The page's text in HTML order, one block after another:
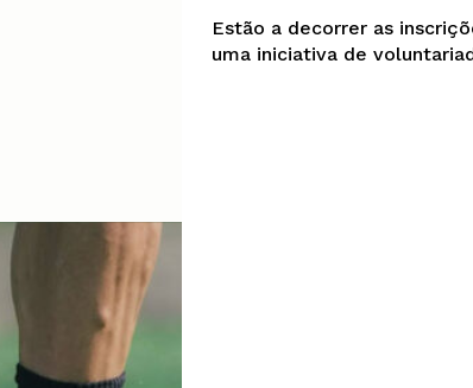
Estão a decorrer as
uma iniciativa de